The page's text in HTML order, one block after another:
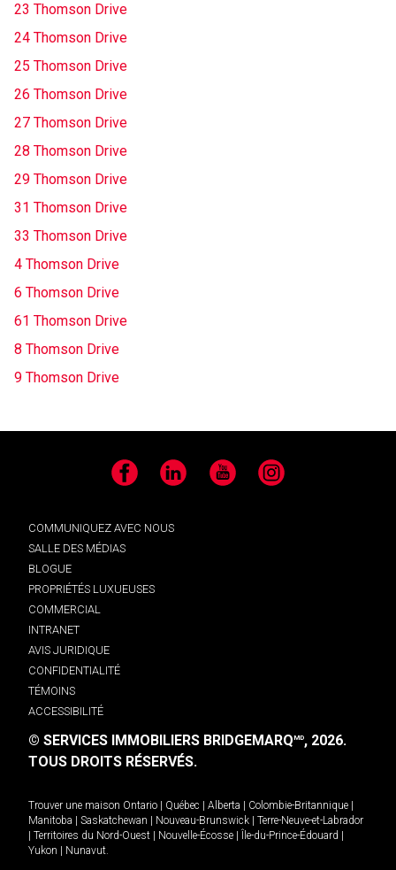
23 Thomson Drive
24 Thomson Drive
25 Thomson Drive
26 Thomson Drive
27 Thomson Drive
28 Thomson Drive
29 Thomson Drive
31 Thomson Drive
33 Thomson Drive
4 Thomson Drive
6 Thomson Drive
61 Thomson Drive
8 Thomson Drive
9 Thomson Drive
Facebook LinkedIn YouTube Instagram
COMMUNIQUEZ AVEC NOUS
SALLE DES MÉDIAS
BLOGUE
PROPRIÉTÉS LUXUEUSES
COMMERCIAL
INTRANET
AVIS JURIDIQUE
CONFIDENTIALITÉ
TÉMOINS
ACCESSIBILITÉ
© SERVICES IMMOBILIERS BRIDGEMARQMD, 2026.
TOUS DROITS RÉSERVÉS.
Trouver une maison Ontario Québec Alberta Colombie-Britannique
Manitoba
Saskatchewan Nouveau-Brunswick
Terre-Neuve-et-Labrador
Territoires du Nord-Ouest Nouvelle-Écosse Île-du-Prince-Édouard
Yukon
Nunavut.